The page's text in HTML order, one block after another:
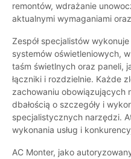
remontów, wdrażanie
aktualnymi wymaganiami
Zespół specjalistów
systemów oświetleniowych,
taśm świetlnych oraz paneli,
łączniki i rozdzielnie. Każde
zachowaniu obowiązujących
dbałością o szczegóły i
specjalistycznych narzędzi.
wykonania usług i
AC Monter, jako